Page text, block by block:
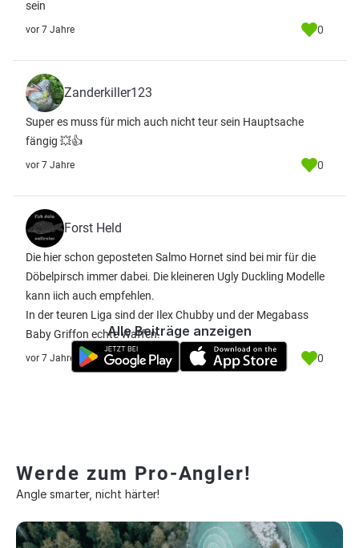
sein
vor 7 Jahre 0
Zanderkiller123
Super es muss für mich auch nicht teur sein Hauptsache
fängig 💥👍
vor 7 Jahre 0
Forst Held
Die hier schon geposteten Salmo Hornet sind bei mir für die
Döbelpirsch immer dabei. Die kleineren Ugly Duckling Modelle
kann iich auch empfehlen.
In der teuren Liga sind der Ilex Chubby und der Megabass
Baby Griffon echte Waffen.
vor 7 Jahre 0
Alle Beiträge anzeigen
Werde zum Pro-Angler!
Angle smarter, nicht härter!